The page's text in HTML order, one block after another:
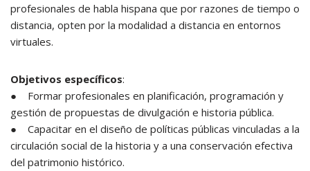
profesionales de habla hispana que por razones de tiempo o
distancia, opten por la modalidad a distancia en entornos
virtuales.
Objetivos específicos:
● Formar profesionales en planificación, programación y
gestión de propuestas de divulgación e historia pública.
● Capacitar en el diseño de políticas públicas vinculadas a la
circulación social de la historia y a una conservación efectiva
del patrimonio histórico.